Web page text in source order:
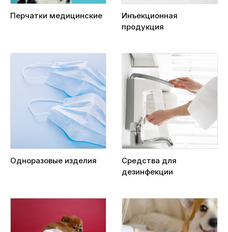
Перчатки медицинские
Инъекционная
продукция
Одноразовые изделия
Средства для
дезинфекции